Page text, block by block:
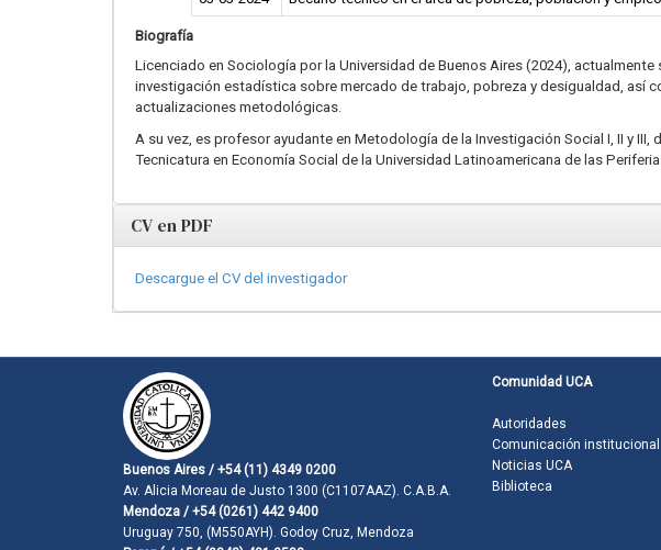
Biografía
Licenciado en Sociología por la Universidad de Buenos Aires (2024),
investigación estadística sobre mercado de trabajo, pobreza y desigualdad, así
actualizaciones metodológicas.
A su vez, es profesor ayudante en Metodología de la Investigación Social I, II y
Tecnicatura en Economía Social de la Universidad Latinoamericana de las
CV en PDF
Descargue el CV del investigador
Buenos Aires / +54 (11) 4349 0200
Av. Alicia Moreau de Justo 1300 (C1107AAZ). C.A.B.A.
Mendoza / +54 (0261) 442 9400
Uruguay 750, (M550AYH). Godoy Cruz, Mendoza
Comunidad UCA
Autoridades
Comunicación institucional
Noticias UCA
Biblioteca